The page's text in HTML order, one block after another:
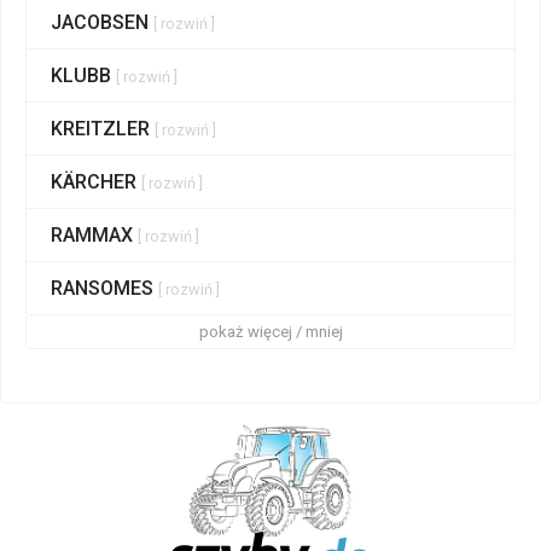
JACOBSEN [ rozwiń ]
KLUBB [ rozwiń ]
KREITZLER [ rozwiń ]
KÄRCHER [ rozwiń ]
RAMMAX [ rozwiń ]
RANSOMES [ rozwiń ]
pokaż więcej / mniej